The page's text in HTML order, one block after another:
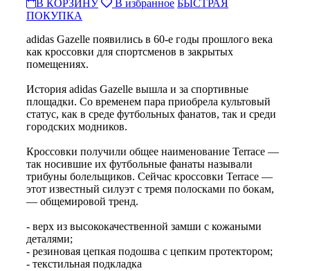
В КОРЗИНУ
В избранное БЫСТРАЯ
ПОКУПКА
adidas Gazelle появились в 60-е годы прошлого века
как кроссовки для спортсменов в закрытых
помещениях.
История adidas Gazelle вышла и за спортивные
площадки. Со временем пара приобрела культовый
статус, как в среде футбольных фанатов, так и среди
городских модников.
Кроссовки получили общее наименование Terrace —
так носившие их футбольные фанаты называли
трибуны болельщиков. Сейчас кроссовки Terrace —
этот известный силуэт с тремя полосками по бокам,
— общемировой тренд.
- верх из высококачественной замши с кожаными
деталями;
- резиновая цепкая подошва с цепким протектором;
- текстильная подкладка